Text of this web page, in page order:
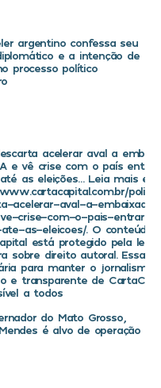
argentino confessa seu
e a intenção de
processo político
acelerar aval a
e vê crise com o país
as eleições… Leia mais em
acelerar-aval-a-
crise-com-o-pais-entrar-
as-eleicoes/. O conteúdo
está protegido pela
sobre direito autoral. Essa
para manter o jornalismo
e transparente de
a todos
do Mato Grosso,
é alvo de operação